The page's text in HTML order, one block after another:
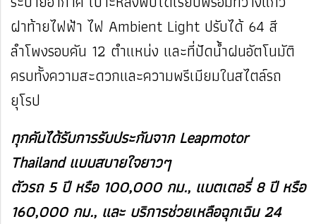
ฝาท้ายไฟฟ้า ไฟ Ambient Light ปรับได้ 64 สี
ลำโพงรอบคัน 12 ตำแหน่ง และที่ปัดน้ำฝนอัตโนมัติ
ครบทั้งความสะดวกและความพรีเมียมในสไตล์รถ
ยุโรป
ทุกคันได้รับการรับประกันจาก Leapmotor
Thailand แบบสบายใจยาวๆ
ตัวรถ 5 ปี หรือ 100,000 กม., แบตเตอรี่ 8 ปี หรือ
160,000 กม., และ บริการช่วยเหลือฉุกเฉิน 24